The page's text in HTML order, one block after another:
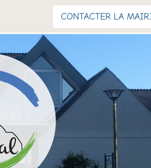
CONTACTER LA